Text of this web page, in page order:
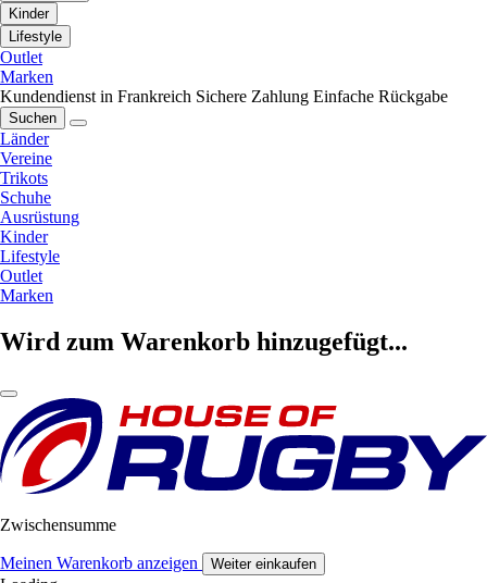
Kinder
Lifestyle
Outlet
Marken
Kundendienst in Frankreich Sichere Zahlung Einfache Rückgabe
Suchen
Länder
Vereine
Trikots
Schuhe
Ausrüstung
Kinder
Lifestyle
Outlet
Marken
Wird zum Warenkorb hinzugefügt...
Zwischensumme
Meinen Warenkorb anzeigen Weiter einkaufen